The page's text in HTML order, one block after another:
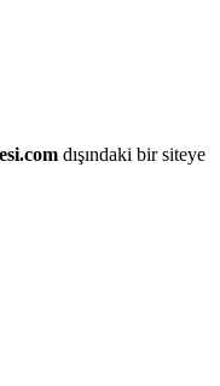
dışındaki bir siteye